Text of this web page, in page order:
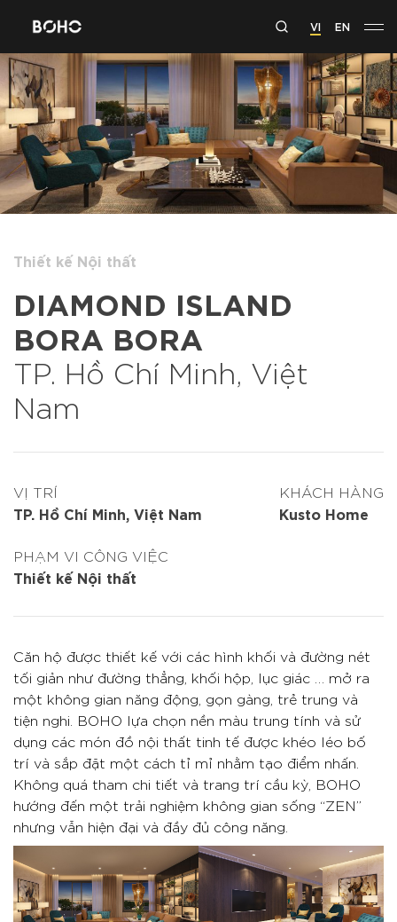
VI EN
Thiết kế Nội thất
DIAMOND ISLAND
BORA BORA
TP. Hồ Chí Minh, Việt
Nam
VỊ TRÍ
TP. Hồ Chí Minh, Việt Nam
KHÁCH HÀNG
Kusto Home
PHẠM VI CÔNG VIỆC
Thiết kế Nội thất
Căn hộ được thiết kế với các hình khối và đường nét
tối giản như đường thẳng, khối hộp, lục giác … mở ra
một không gian năng động, gọn gàng, trẻ trung và
tiện nghi. BOHO lựa chọn nền màu trung tính và sử
dụng các món đồ nội thất tinh tế được khéo léo bố
trí và sắp đặt một cách tỉ mỉ nhằm tạo điểm nhấn.
Không quá tham chi tiết và trang trí cầu kỳ, BOHO
hướng đến một trải nghiệm không gian sống “ZEN”
nhưng vẫn hiện đại và đầy đủ công năng.